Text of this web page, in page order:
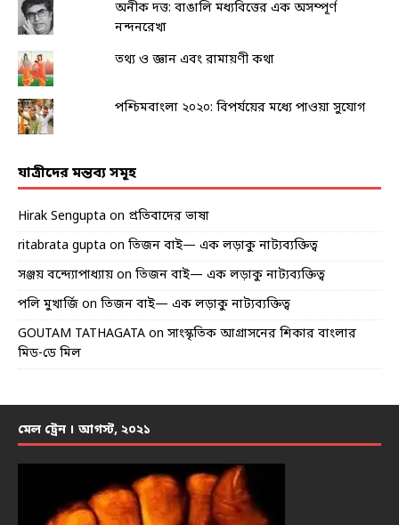
অনীক দত্ত: বাঙালি মধ্যবিত্তের এক অসম্পূর্ণ
নন্দনরেখা
তথ্য ও জ্ঞান এবং রামায়ণী কথা
পশ্চিমবাংলা ২০২০: বিপর্যয়ের মধ্যে পাওয়া সুযোগ
যাত্রীদের মন্তব্য সমূহ
Hirak Sengupta on প্রতিবাদের ভাষা
ritabrata gupta on তিজন বাই— এক লড়াকু নাট্যব্যক্তিত্ব
সঞ্জয় বন্দ্যোপাধ্যায় on তিজন বাই— এক লড়াকু নাট্যব্যক্তিত্ব
পলি মুখার্জি on তিজন বাই— এক লড়াকু নাট্যব্যক্তিত্ব
GOUTAM TATHAGATA on সাংস্কৃতিক আগ্রাসনের শিকার বাংলার
মিড-ডে মিল
মেল ট্রেন । আগস্ট, ২০২১